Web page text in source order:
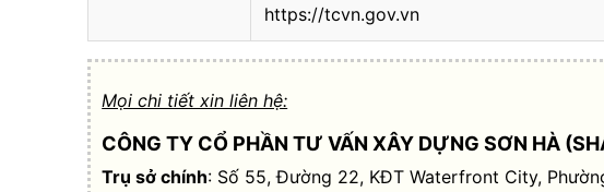
https://tcvn.gov.vn
Mọi chi tiết xin liên hệ:
CÔNG TY CỔ PHẦN TƯ VẤN XÂY DỰNG SƠN HÀ
Trụ sở chính: Số 55, Đường 22, KĐT Waterfront City,